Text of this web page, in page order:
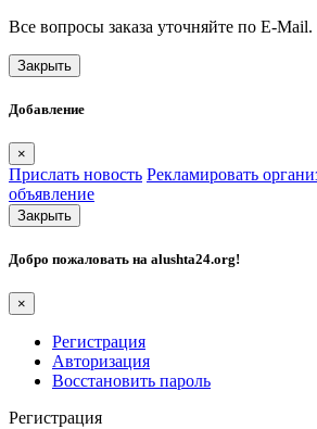
Все вопросы заказа уточняйте по E-
Закрыть
Добавление
×
Прислать новость Рекламировать
объявление
Закрыть
Добро пожаловать на alushta24.org!
×
Регистрация
Авторизация
Восстановить пароль
Регистрация